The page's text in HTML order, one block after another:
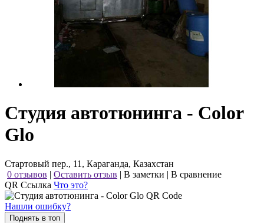
Студия автотюнинга - Color
Glo
Стартовый пер., 11, Караганда, Казахстан
0 отзывов | Оставить отзыв | В заметки | В сравнение
QR Ссылка Что это?
Нашли ошибку?
Поднять в топ